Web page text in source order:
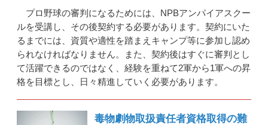
プロ野球の審判になるためには、NPBアンパイアスクー
ルを受講し、その後契約する必要があります。契約にいた
るまでには、資質や適性を踏まえキャンプ等に参加し認め
られなければなりません。また、契約後はすぐに審判とし
て活躍できるのではなく、経験を重ねて2軍から1軍への昇
格を目標とし、日々精進していく必要があります。
毒物劇物取扱責任者資格取得の難